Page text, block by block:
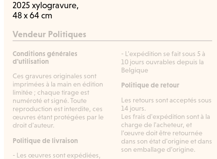
2025 xylogravure,
48 x 64 cm
Vendeur Politiques
Conditions générales
d'utilisation
Ces gravures originales sont
imprimées à la main en édition
limitée ; chaque tirage est
numéroté et signé. Toute
reproduction est interdite, ces
œuvres étant protégées par le
droit d'auteur.
Politique de livraison
- Les œuvres sont expédiées,
- L'expédition se fait sous 5 à
10 jours ouvrables depuis la
Belgique
Politique de retour
Les retours sont acceptés sous
14 jours.
Les frais d'expédition sont à la
charge de l'acheteur, et
l’œuvre doit être retournée
dans son état d'origine et dans
son emballage d’origine.